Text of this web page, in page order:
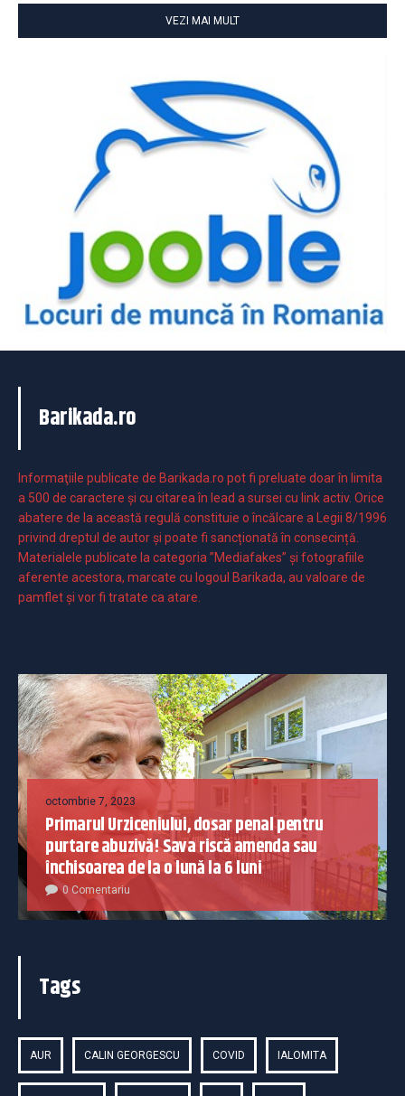
VEZI MAI MULT
Barikada.ro
Informaţiile publicate de Barikada.ro pot fi preluate doar în limita
a 500 de caractere şi cu citarea în lead a sursei cu link activ. Orice
abatere de la această regulă constituie o încălcare a Legii 8/1996
privind dreptul de autor și poate fi sancționată în consecință.
Materialele publicate la categoria ”Mediafakes” și fotografiile
aferente acestora, marcate cu logoul Barikada, au valoare de
pamflet și vor fi tratate ca atare.
octombrie 7, 2023
Primarul Urziceniului, dosar penal pentru
purtare abuzivă! Sava riscă amenda sau
închisoarea de la o lună la 6 luni
0 Comentariu
Tags
AUR CALIN GEORGESCU COVID IALOMITA